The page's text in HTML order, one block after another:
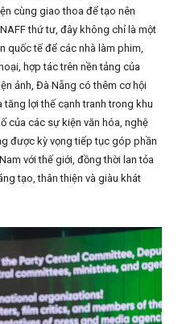
cùng giao thoa để tạo nên
thứ tư, đây không chỉ là một
quốc tế để các nhà làm phim,
hợp tác trên nền tảng của
ảnh, Đà Nẵng có thêm cơ hội
lợi thế cạnh tranh trong khu
của các sự kiện văn hóa, nghệ
được kỳ vọng tiếp tục góp phần
với thế giới, đồng thời lan tỏa
tạo, thân thiện và giàu khát